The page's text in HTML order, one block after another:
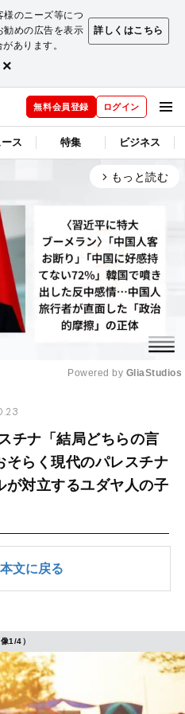
様のニーズ等につ
勧めの広告を表示
あります。
詳しくはこちら
×
無料会員登録 ログイン
ス 特集 ビジネス
arrow_forward_ios もっと読む
Powered by GliaStudios
チナ「結局どちらの言
らく現代のパレスチナ
が対立するユダヤ人の子
文に戻る
像1/4）